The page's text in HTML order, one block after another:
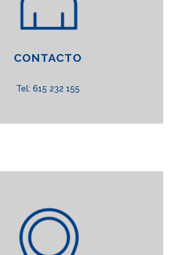
CONTACTO
Tel: 615 232 155